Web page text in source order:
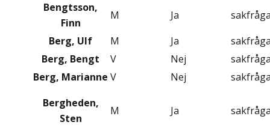
Bengtsson,
Finn
M Ja
Berg, Ulf
M Ja
Berg, Bengt
V Nej
Berg, Marianne V Nej
Bergheden,
Sten
M Ja